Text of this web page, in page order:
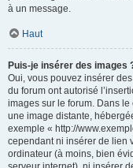
à un message.
Haut
Puis-je insérer des images
Oui, vous pouvez insérer
du forum ont autorisé
images sur le forum. Dans
une image distante,
exemple « http://
cependant ni insérer de lien
ordinateur (à moins, bien